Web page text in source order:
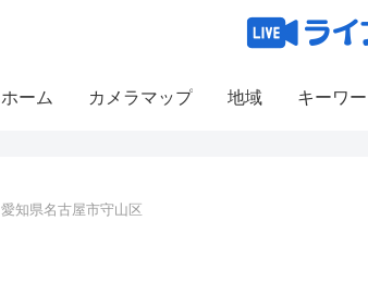
ホーム カメラマップ 地域 キーワ
愛知県名古屋市守山区